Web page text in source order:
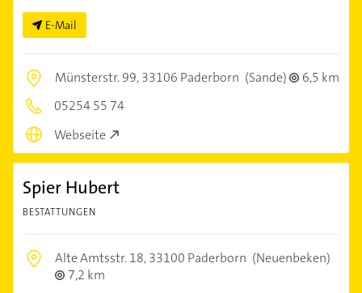
E-Mail
Münsterstr. 99,33106 Paderborn (Sande)
6,5 km
05254 55 74
Webseite
Spier Hubert
BESTATTUNGEN
Alte Amtsstr. 18,33100 Paderborn (Neuenbeken)
7,2 km